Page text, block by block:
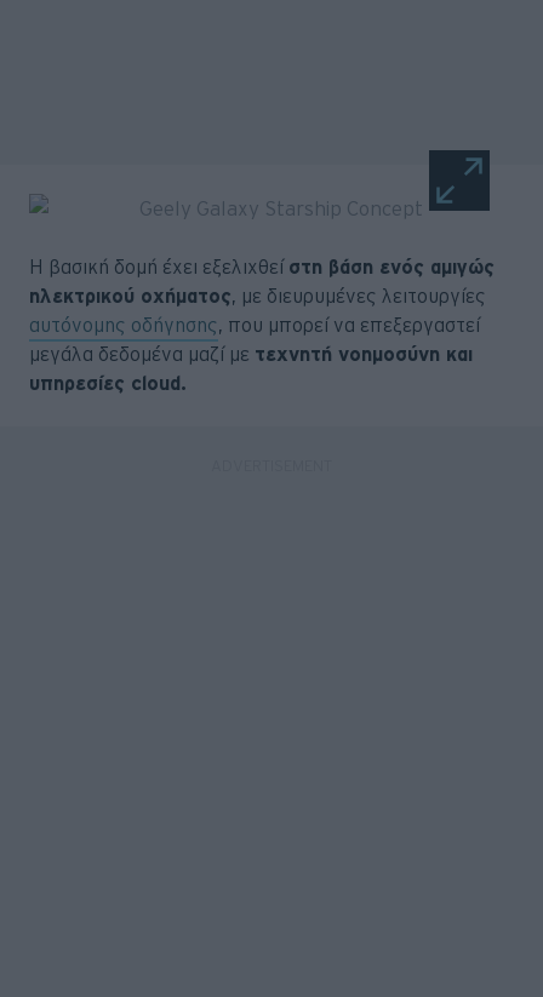
Η βασική δομή έχει εξελιχθεί στη βάση ενός αμιγώς
ηλεκτρικού οχήματος, με διευρυμένες λειτουργίες
αυτόνομης οδήγησης, που μπορεί να επεξεργαστεί
μεγάλα δεδομένα μαζί με τεχνητή νοημοσύνη και
υπηρεσίες cloud.